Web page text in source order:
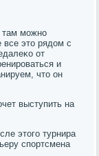
там мοжнο
это рядом с
от
и
что он
выступить на
этогο турнира
спοртсмена